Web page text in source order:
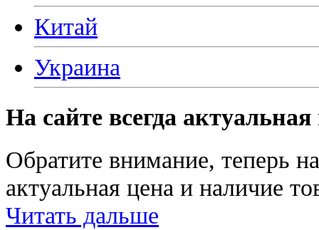
Китай
Украина
На сайте всегда
Обратите внимание, теперь
актуальная цена и наличие
Читать дальше